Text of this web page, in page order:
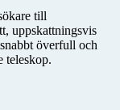
till
uppskattningsvis
överfull och
teleskop.